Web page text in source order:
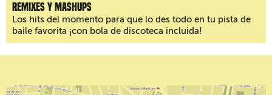
Remixes y mashups
Los hits del momento para que lo des todo en tu pista de
baile favorita ¡con bola de discoteca incluida!